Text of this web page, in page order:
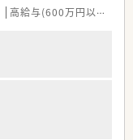
高給与(600万円以上)